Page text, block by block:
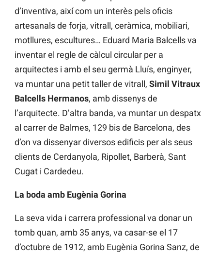
d’inventiva, així com un interès pels oficis
artesanals de forja, vitrall, ceràmica, mobiliari,
motllures, escultures… Eduard Maria Balcells va
inventar el regle de càlcul circular per a
arquitectes i amb el seu germà Lluís, enginyer,
va muntar una petit taller de vitrall, Simil Vitraux
Balcells Hermanos, amb dissenys de
l’arquitecte. D’altra banda, va muntar un despatx
al carrer de Balmes, 129 bis de Barcelona, des
d’on va dissenyar diversos edificis per als seus
clients de Cerdanyola, Ripollet, Barberà, Sant
Cugat i Cardedeu.
La boda amb Eugènia Gorina
La seva vida i carrera professional va donar un
tomb quan, amb 35 anys, va casar-se el 17
d’octubre de 1912, amb Eugènia Gorina Sanz, de